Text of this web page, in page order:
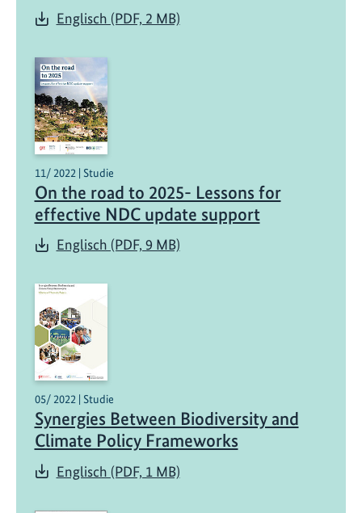
Englisch (PDF, 2 MB)
11/ 2022 | Studie
On the road to 2025- Lessons for
effective NDC update support
Englisch (PDF, 9 MB)
05/ 2022 | Studie
Synergies Between Biodiversity and
Climate Policy Frameworks
Englisch (PDF, 1 MB)